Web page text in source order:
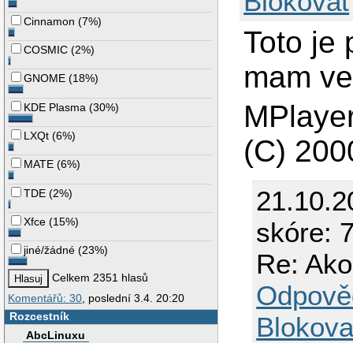
Cinnamon (7%)
COSMIC (2%)
GNOME (18%)
KDE Plasma (30%)
LXQt (6%)
MATE (6%)
TDE (2%)
Xfce (15%)
jiné/žádné (23%)
Celkem 2351 hlasů
Komentářů: 30 , poslední 3.4. 20:20
Rozcestník
AbcLinuxu
Toto je
mam
(C)
skóre:
Re: